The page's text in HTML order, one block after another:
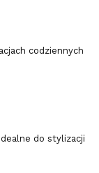
codziennych
do stylizacji